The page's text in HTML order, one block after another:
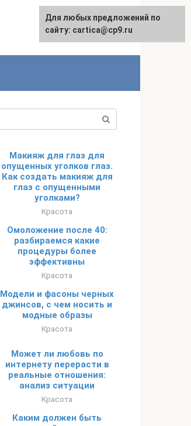
English
Макияж для глаз для
опущенных уголков глаз.
Как создать макияж для
глаз с опущенными
уголками?
Красота
Омоложение после 40:
разбираемся какие
процедуры более
эффективны
Красота
Модели и фасоны черных
джинсов, с чем носить и
модные образы
Красота
Может ли любовь по
интернету перерасти в
реальные отношения:
анализ ситуации
Красота
Каким должен быть
Для любых предложений по
сайту: cartica@cp9.ru